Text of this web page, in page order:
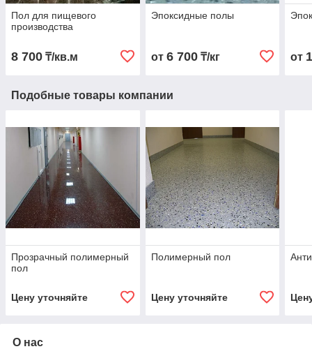
Пол для пищевого
производства
8 700 ₸/кв.м
Эпоксидные полы
от 6 700₸/кг от
Подобные товары компании
Прозрачный полимерный
пол
Цену уточняйте
Полимерный пол
Цену уточняйте
О нас